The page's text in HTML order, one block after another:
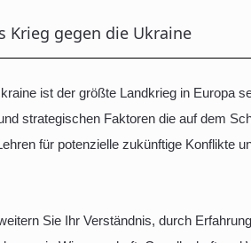
Krieg gegen die Ukraine
ist der größte Landkrieg in Europa
strategischen Faktoren die auf dem
für potenzielle zukünftige Konflikte
Sie Ihr Verständnis, durch